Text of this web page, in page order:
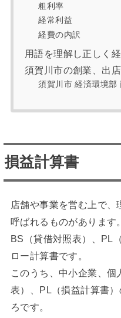
粗利率
経常利益
経費の内訳
用語を理解し正しく
須賀川市の創業、出
須賀川市 経済環境部
損益計算書
店舗や事業を営む上で、
呼ばれるものがあります。
BS（貸借対照表）、PL
ロー計算書です。
このうち、中小企業、個
表）、PL（損益計算書
ろです。